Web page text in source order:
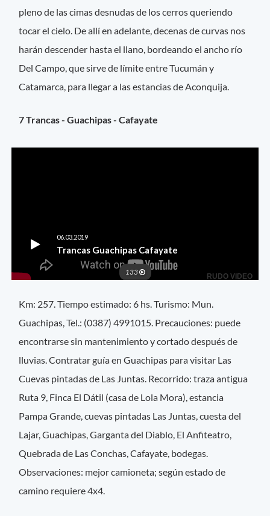
pleno de las cimas desnudas de los cerros queriendo
tocar el cielo. De allí en adelante, decenas de curvas nos
harán descender hasta el llano, bordeando el ancho río
Del Campo, que sirve de límite entre Tucumán y
Catamarca, para llegar a las estancias de Aconquija.
7 Trancas - Guachipas - Cafayate
Km: 257. Tiempo estimado: 6 hs. Turismo: Mun.
Guachipas, Tel.: (0387) 4991015. Precauciones: puede
encontrarse sin mantenimiento y cortado después de
lluvias. Contratar guía en Guachipas para visitar Las
Cuevas pintadas de Las Juntas. Recorrido: traza antigua
Ruta 9, Finca El Dátil (casa de Lola Mora), estancia
Pampa Grande, cuevas pintadas Las Juntas, cuesta del
Lajar, Guachipas, Garganta del Diablo, El Anfiteatro,
Quebrada de Las Conchas, Cafayate, bodegas.
Observaciones: mejor camioneta; según estado de
camino requiere 4x4.